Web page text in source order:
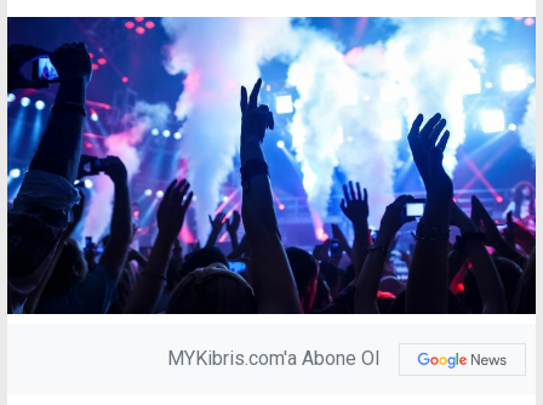
MYKibris.com'a Abone Ol